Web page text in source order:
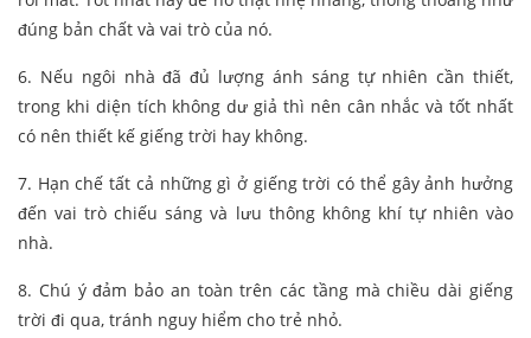
đúng bản chất và vai trò của nó.
6. Nếu ngôi nhà đã đủ lượng ánh sáng tự nhiên cần thiết,
trong khi diện tích không dư giả thì nên cân nhắc và tốt nhất
có nên thiết kế giếng trời hay không.
7. Hạn chế tất cả những gì ở giếng trời có thể gây ảnh hưởng
đến vai trò chiếu sáng và lưu thông không khí tự nhiên vào
nhà.
8. Chú ý đảm bảo an toàn trên các tầng mà chiều dài giếng
trời đi qua, tránh nguy hiểm cho trẻ nhỏ.